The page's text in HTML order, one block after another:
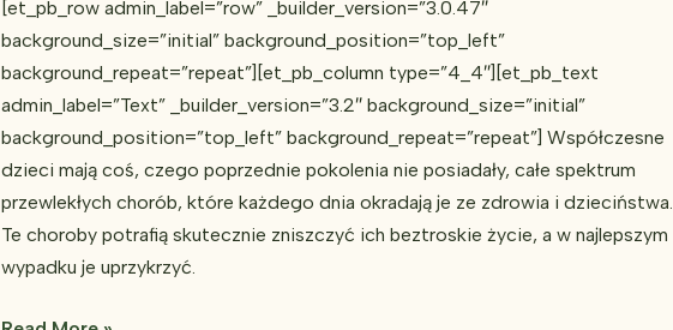
[et_pb_row admin_label=”row” _builder_version=”3.0.47″
background_size=”initial” background_position=”top_left”
background_repeat=”repeat”][et_pb_column type=”4_4″][et_pb_text
admin_label=”Text” _builder_version=”3.2″ background_size=”initial”
background_position=”top_left” background_repeat=”repeat”] Współczesne
dzieci mają coś, czego poprzednie pokolenia nie posiadały, całe spektrum
przewlekłych chorób, które każdego dnia okradają je ze zdrowia i dzieciństwa.
Te choroby potrafią skutecznie zniszczyć ich beztroskie życie, a w najlepszym
wypadku je uprzykrzyć.